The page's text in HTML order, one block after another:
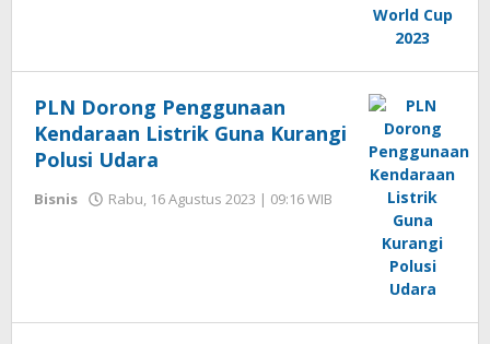
PLN Dorong Penggunaan
Kendaraan Listrik Guna Kurangi
Polusi Udara
Bisnis Rabu, 16 Agustus 2023 | 09:16 WIB
Hengki
Seprihadi